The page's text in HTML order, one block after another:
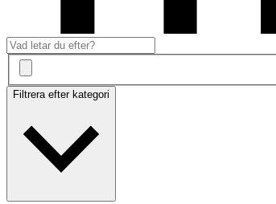
Filtrera efter kategori